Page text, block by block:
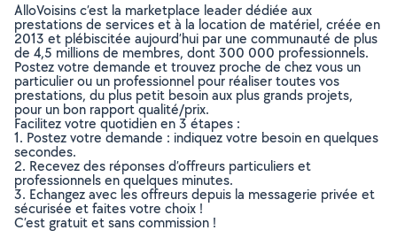
AlloVoisins c’est la marketplace leader dédiée aux
prestations de services et à la location de matériel, créée en
2013 et plébiscitée aujourd’hui par une communauté de plus
de 4,5 millions de membres, dont 300 000 professionnels.
Postez votre demande et trouvez proche de chez vous un
particulier ou un professionnel pour réaliser toutes vos
prestations, du plus petit besoin aux plus grands projets,
pour un bon rapport qualité/prix.
Facilitez votre quotidien en 3 étapes :
1. Postez votre demande : indiquez votre besoin en quelques
secondes.
2. Recevez des réponses d’offreurs particuliers et
professionnels en quelques minutes.
3. Echangez avec les offreurs depuis la messagerie privée et
sécurisée et faites votre choix !
C’est gratuit et sans commission !